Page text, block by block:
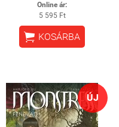
Online ár:
5 595 Ft
 KOSÁRBA
ÚJ